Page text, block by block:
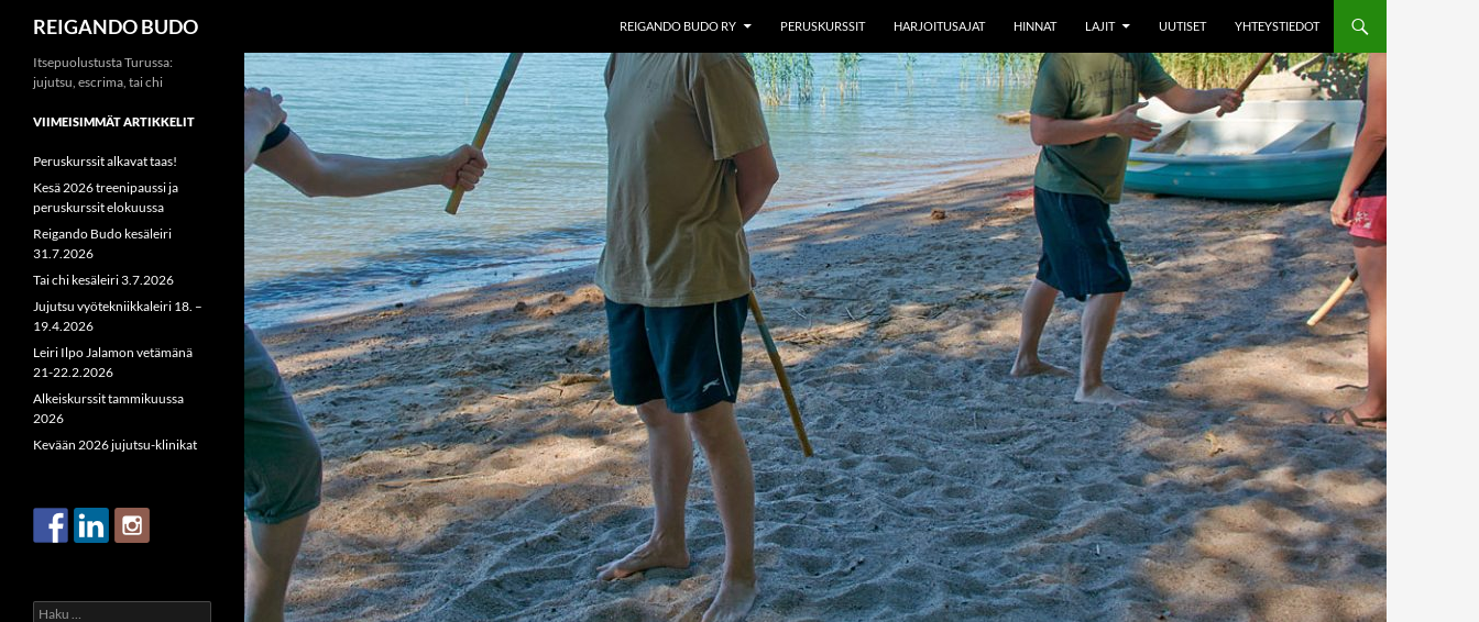
Siirry
sisältöön
REIGANDO BUDO REIGANDO BUDO RY PERUSKURSSIT HARJOITUSAJAT HINNAT LAJIT UUTISET YHTEYSTIEDOT
Itsepuolustusta Turussa:
jujutsu, escrima, tai chi
VIIMEISIMMÄT ARTIKKELIT
Peruskurssit alkavat taas!
Kesä 2026 treenipaussi ja
peruskurssit elokuussa
Reigando Budo kesäleiri
31.7.2026
Tai chi kesäleiri 3.7.2026
Jujutsu vyötekniikkaleiri 18. –
19.4.2026
Leiri Ilpo Jalamon vetämänä
21-22.2.2026
Alkeiskurssit tammikuussa
2026
Kevään 2026 jujutsu-klinikat
Haku: